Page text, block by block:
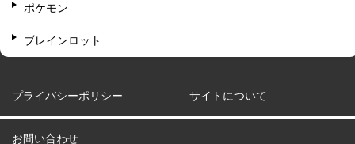
ポケモン
ブレインロット
プライバシーポリシー サイトについて
お問い合わせ